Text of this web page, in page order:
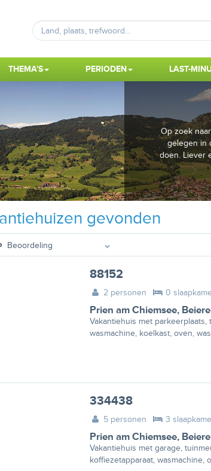
THEMA'S PERIODEN LAST-
Op zoek
gelegen in
doen. Liever
gevonden
88152
2 personen 0
Prien am Chiemsee,
Vakantiehuis met
wasmachine, koelkast, oven,
334438
5 personen 3
Prien am Chiemsee,
Vakantiehuis met garage,
koffiezetapparaat, wasmachine,